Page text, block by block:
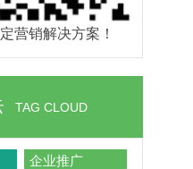
营销解决方案！
TAG CLOUD
企业推广